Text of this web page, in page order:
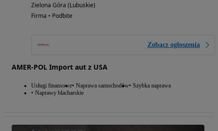
Zielona Góra (Lubuskie)
Firma • Podbite
Zobacz ogłoszenia
AMER-POL Import aut z USA
Usługi finansowe Naprawa samochodów Szybka naprawa
Naprawy blacharskie